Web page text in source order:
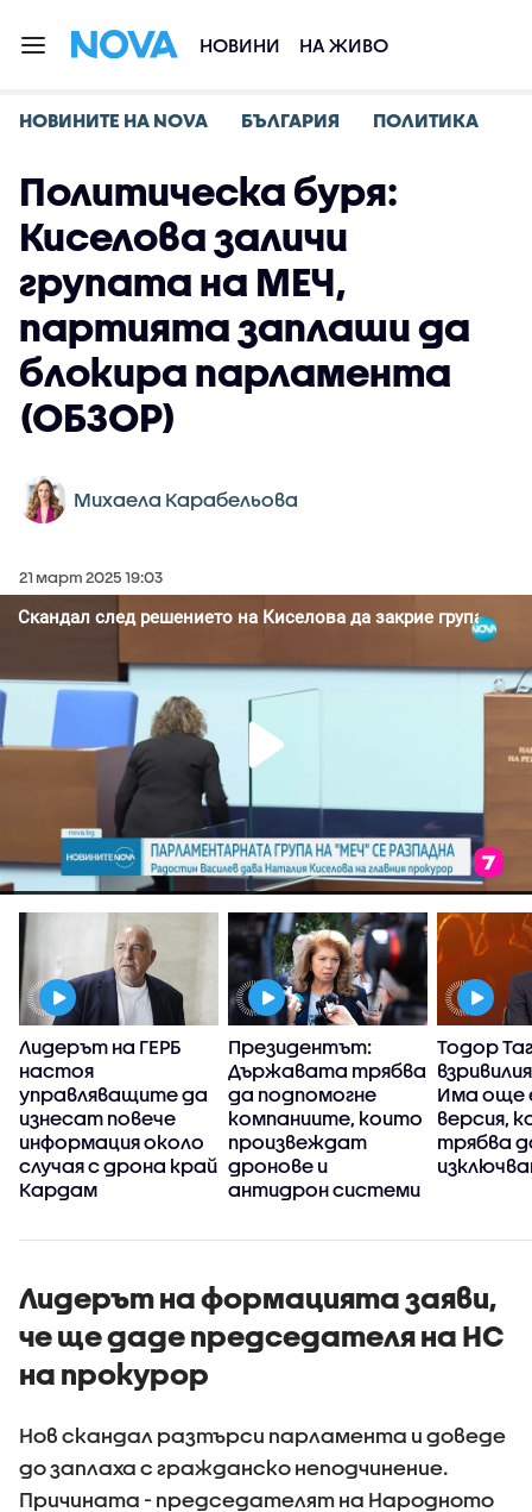
НОВИНИ НА ЖИВО
НОВИНИТЕ НА NOVA БЪЛГАРИЯ ПОЛИТИКА
Политическа буря:
Киселова заличи
групата на МЕЧ,
партията заплаши да
блокира парламента
(ОБЗОР)
Михаела Карабельова
21 март 2025 19:03
Лидерът на ГЕРБ
настоя
управляващите да
изнесат повече
информация около
случая с дрона край
Кардам
Президентът:
Държавата трябва
да подпомогне
компаниите, които
произвеждат
дронове и
антидрон системи
Тодор
Има още
версия,
трябва
Лидерът на формацията заяви,
че ще даде председателя на НС
на прокурор
Нов скандал разтърси парламента и доведе
до заплаха с гражданско неподчинение.
Причината - председателят на Народното